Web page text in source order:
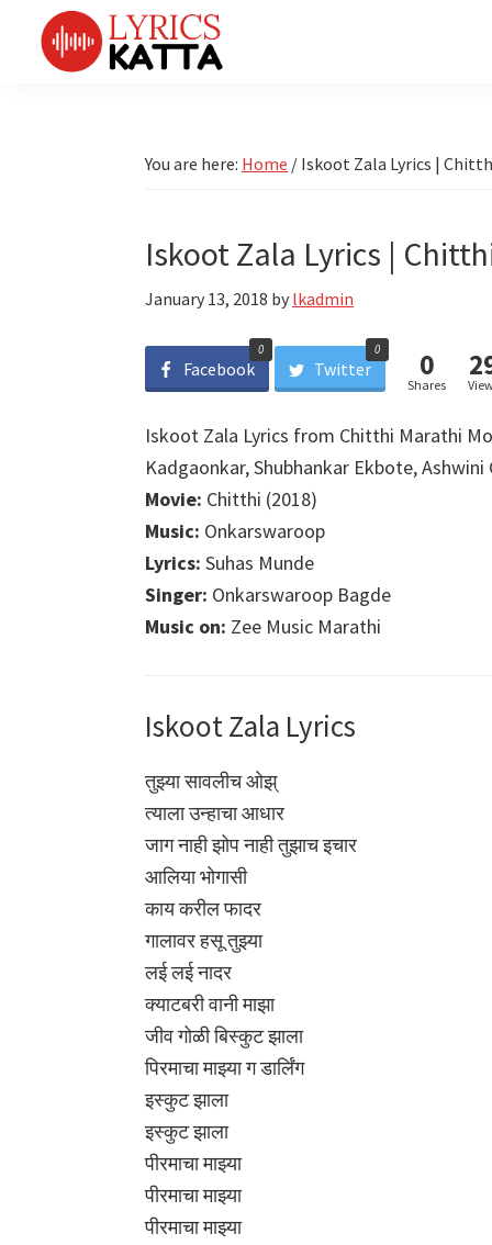
primary
primary
You are here: Home / Iskoot Zala Lyrics |
Iskoot Zala Lyrics |
January 13, 2018 by lkadmin
Facebook
0
Twitter
0 0
Shares
Iskoot Zala Lyrics from Chitthi Marathi
Kadgaonkar, Shubhankar Ekbote,
Movie: Chitthi (2018)
Music: Onkarswaroop
Lyrics: Suhas Munde
Singer: Onkarswaroop Bagde
Music on: Zee Music Marathi
Iskoot Zala Lyrics
तुझ्या सावलीच ओझ्
त्याला उन्हाचा आधार
जाग नाही झोप नाही तुझाच इचार
आलिया भोगासी
काय करील फादर
गालावर हसू तुझ्या
लई लई नादर
क्याटबरी वानी माझा
जीव गोळी बिस्कुट झाला
पिरमाचा माझ्या ग डार्लिंग
इस्कुट झाला
इस्कुट झाला
पीरमाचा माझ्या
पीरमाचा माझ्या
पीरमाचा माझ्या